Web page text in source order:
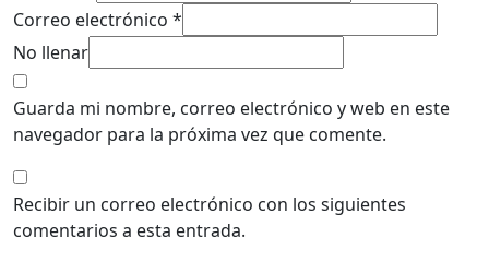
Correo electrónico *
No llenar
Guarda mi nombre, correo electrónico y web en este
navegador para la próxima vez que comente.
Recibir un correo electrónico con los siguientes
comentarios a esta entrada.